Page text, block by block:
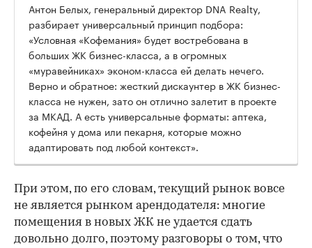
Антон Белых, генеральный директор DNA Realty,
разбирает универсальный принцип подбора:
«Условная «Кофемания» будет востребована в
больших ЖК бизнес-класса, а в огромных
«муравейниках» эконом-класса ей делать нечего.
Верно и обратное: жесткий дискаунтер в ЖК бизнес-
класса не нужен, зато он отлично залетит в проекте
за МКАД. А есть универсальные форматы: аптека,
кофейня у дома или пекарня, которые можно
адаптировать под любой контекст».
При этом, по его словам, текущий рынок вовсе
не является рынком арендодателя: многие
помещения в новых ЖК не удается сдать
довольно долго, поэтому разговоры о том, что